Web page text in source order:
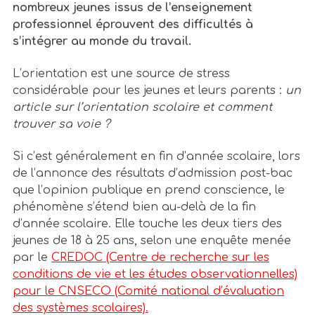
nombreux jeunes issus de l’enseignement
professionnel éprouvent des difficultés à
s’intégrer au monde du travail.
L’orientation est une source de stress
considérable pour les jeunes et leurs parents : un
article sur l’orientation scolaire et comment
trouver sa voie ?
Si c’est généralement en fin d’année scolaire, lors
de l’annonce des résultats d’admission post-bac
que l’opinion publique en prend conscience, le
phénomène s’étend bien au-delà de la fin
d’année scolaire. Elle touche les deux tiers des
jeunes de 18 à 25 ans, selon une enquête menée
par le CREDOC (Centre de recherche sur les
conditions de vie et les études observationnelles)
pour le CNSECO (Comité national d’évaluation
des systèmes scolaires).